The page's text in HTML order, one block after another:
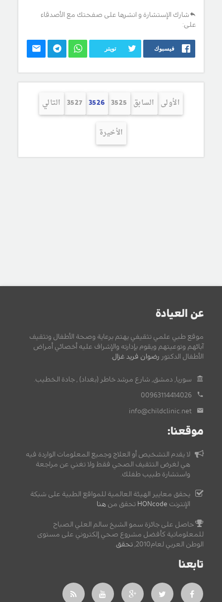
شارك الإستشارة و انشرها على صفحتك مع الأصدقاء
على:
فيسبوك تويتر
الأولى السابق 3525
3526
3527 التالي
الأخيرة
عن العيادة
موقع طبي علمي تثقيفي يهتم برعاية وصحة الأطفال وتثقيف
آبائهم وتوعيتهم ويقوم بإدارته والإشراف عليه أخصائي أمراض
الأطفال الدكتور رضوان فريد غزال
سوريا, دمشق, شارع مرشد خاطر (بغداد) , جادة الخطيب.
00963114414026
info@childclinic.net
موقعنا:
لا يقدم التشخيص أو العلاج وجميع المعلومات الواردة فيه
هي لغرض التثقيف الصحي فقط ولا تغني عن مراجعة
واستشارة طبيب طفلك.
يحقق معايير الهيئة العالمية للمواقع الطبية على شبكة
الإنترنت HONcode تحقق من هنا
حاصل على جائزة سمو الشيخ سالم العلي الصباح
للمعلوماتية كأفضل مشروع صحي إلكتروني على مستوى
الوطن العربي لعام2010,
تحقق
تابعنا